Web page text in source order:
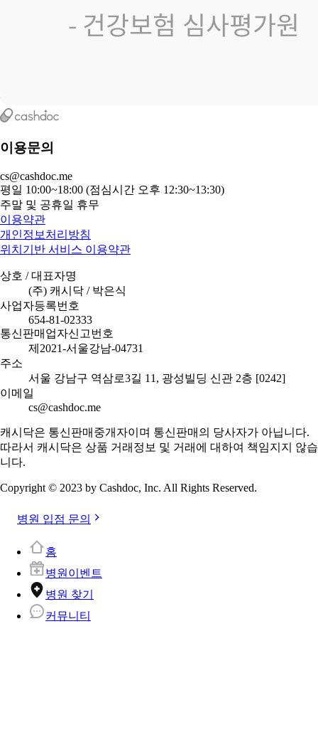
이용문의
cs@cashdoc.me
평일 10:00~18:00 (점심시간 오후 12:30~13:30)
주말 및 공휴일 휴무
이용약관
개인정보처리방침
위치기반 서비스 이용약관
상호 / 대표자명
(주) 캐시닥 / 박은식
사업자등록번호
654-81-02333
통신판매업자신고번호
제2021-서울강남-04731
주소
서울 강남구 역삼로3길 11, 광성빌딩 신관 2층 [0242]
이메일
cs@cashdoc.me
캐시닥은 통신판매중개자이며 통신판매의 당사자가 아닙니다.
따라서 캐시닥은 상품 거래정보 및 거래에 대하여 책임지지 않습
니다.
Copyright © 2023 by Cashdoc, Inc. All Rights Reserved.
병원 입점 문의
홈
병원이벤트
병원 찾기
커뮤니티